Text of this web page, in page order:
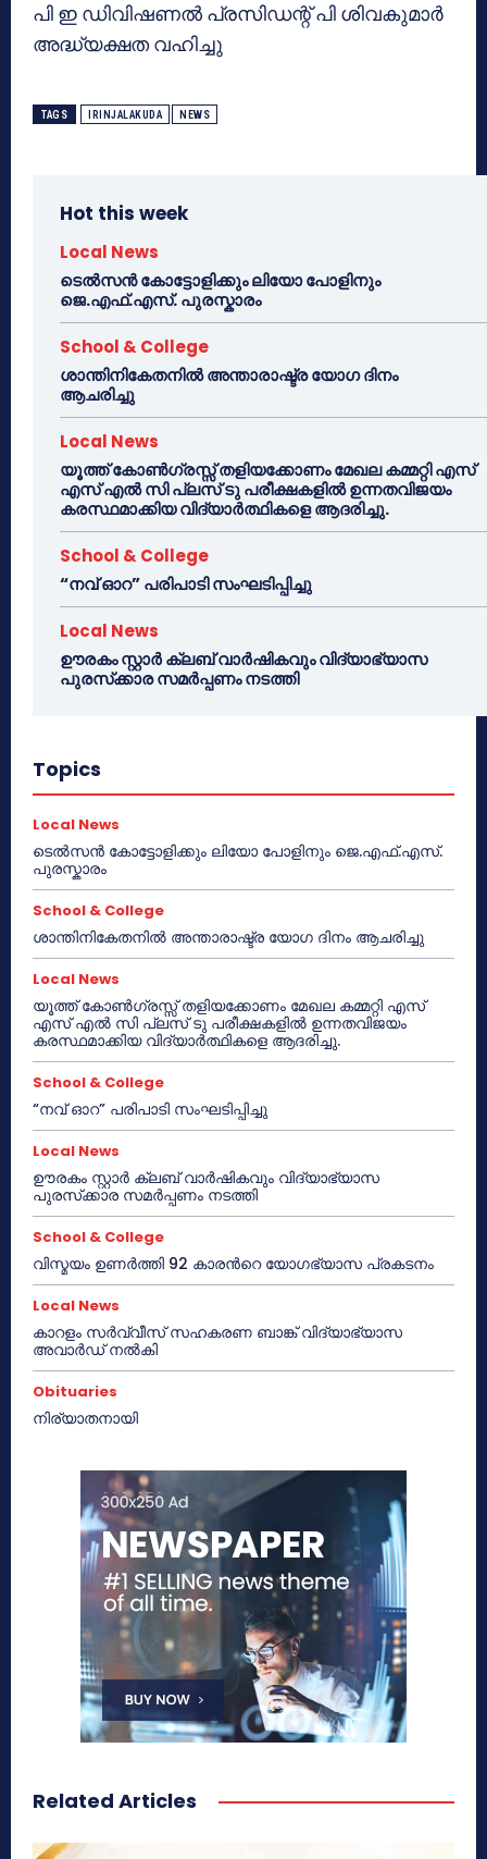
പി ഇ ഡിവിഷണല്‍ പ്രസിഡന്റ് പി ശിവകുമാര്‍
അദ്ധ്യക്ഷത വഹിച്ചു
TAGS IRINJALAKUDA NEWS
Hot this week
Local News
ടെൽസൻ കോട്ടോളിക്കും ലിയോ പോളിനും
ജെ.എഫ്.എസ്. പുരസ്കാരം
School & College
ശാന്തിനികേതനിൽ അന്താരാഷ്ട്ര യോഗ ദിനം
ആചരിച്ചു
Local News
യൂത്ത് കോൺഗ്രസ്സ് തളിയക്കോണം മേഖല കമ്മറ്റി എസ്
എസ് എൽ സി പ്ലസ് ടു പരീക്ഷകളിൽ ഉന്നതവിജയം
കരസ്ഥമാക്കിയ വിദ്യാർത്ഥികളെ ആദരിച്ചു.
School & College
“നവ് ഓറ” പരിപാടി സംഘടിപ്പിച്ചു
Local News
ഊരകം സ്റ്റാർ ക്ലബ് വാർഷികവും വിദ്യാഭ്യാസ
പുരസ്‌ക്കാര സമർപ്പണം നടത്തി
Topics
Local News
ടെൽസൻ കോട്ടോളിക്കും ലിയോ പോളിനും ജെ.എഫ്.എസ്.
പുരസ്കാരം
School & College
ശാന്തിനികേതനിൽ അന്താരാഷ്ട്ര യോഗ ദിനം ആചരിച്ചു
Local News
യൂത്ത് കോൺഗ്രസ്സ് തളിയക്കോണം മേഖല കമ്മറ്റി എസ്
എസ് എൽ സി പ്ലസ് ടു പരീക്ഷകളിൽ ഉന്നതവിജയം
കരസ്ഥമാക്കിയ വിദ്യാർത്ഥികളെ ആദരിച്ചു.
School & College
“നവ് ഓറ” പരിപാടി സംഘടിപ്പിച്ചു
Local News
ഊരകം സ്റ്റാർ ക്ലബ് വാർഷികവും വിദ്യാഭ്യാസ
പുരസ്‌ക്കാര സമർപ്പണം നടത്തി
School & College
വിസ്മയം ഉണർത്തി 92 കാരൻറെ യോഗഭ്യാസ പ്രകടനം
Local News
കാറളം സർവ്വീസ് സഹകരണ ബാങ്ക് വിദ്യാഭ്യാസ
അവാർഡ് നൽകി
Obituaries
നിര്യാതനായി
Related Articles